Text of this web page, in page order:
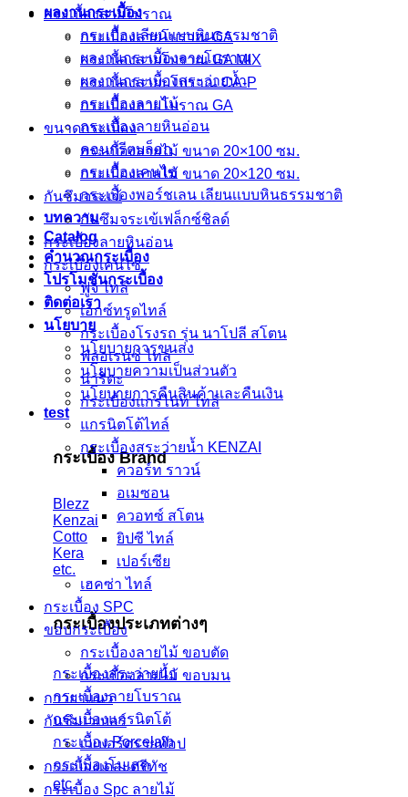
ผลงานกระเบื้อง
กระเบื้องเลียนแบบหินธรรมชาติ
ผลงานกระเบื้องลายโบราณ
ผลงานกระเบื้องสระว่ายนํ้า
กระเบื้องลายไม้
กระเบื้องลายหินอ่อน
คอนกรีตบล็อก
กระเบื้องเคนไซ
กระเบื้องพอร์ชเลน เลียนเเบบหินธรรมชาติ
บทความ
Catalog
คำนวณกระเบื้อง
โปรโมชั่นกระเบื้อง
ติดต่อเรา
นโยบาย
นโยบายการขนส่ง
นโยบายความเป็นส่วนตัว
นโยบายการคืนสินค้าและคืนเงิน
test
กระเบื้อง Brand
Blezz
Kenzai
Cotto
Kera
etc.
กระเบื้องประเภทต่างๆ
กระเบื้องสระว่ายน้ำ
กระเบื้องลายโบราณ
กระเบื้องแกรนิตโต้
กระเบื้อง Porcelain
กระเบื้องโมเสค
etc.
กระเบื้องลายโบราณ
กระเบื้องลายโบราณ CA
กระเบื้องลายโบราณ GA MIX
กระเบื้องลายบโบราณ CA-P
กระเบื้องลายโบราณ GA
ขนาดกระเบื้อง
กระเบื้องลายไม้ ขนาด 20×100 ซม.
กระเบื้องลายไม้ ขนาด 20×120 ซม.
กันซึมจระเข้
กันซึมจระเข้เฟล็กซ์ชิลด์
กระเบื้องลายหินอ่อน
กระเบื้องเคนไซ
ฟูจิ ไทล์
เอ็กซ์ทรูดไทล์
กระเบื้องโรงรถ รุ่น นาโปลี สโตน
ฟลอเรนซ์ ไทล์
นาริตะ
กระเบื้องแกรไนท์ ไทล์
แกรนิตโต้ไทล์
กระเบื้องสระว่ายน้ำ KENZAI
ควอร์ท ราวน์
อเมซอน
ควอทซ์ สโตน
ยิปซี ไทล์
เปอร์เซีย
เฮคซ่า ไทล์
กระเบื้อง SPC
ขอบกระเบื้อง
กระเบื้องลายไม้ ขอบตัด
กระเบื้องลายไม้ ขอบมน
กาวยาแนว
กันซึมเวเบอร์
เวเบอร์ดรายท๊อป
กระเบื้องเดอะตรีทัช
กระเบื้อง Spc ลายไม้